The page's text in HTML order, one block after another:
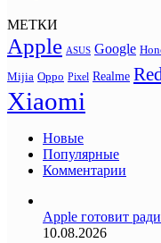
МЕТКИ
Apple ASUS Google
Mijia Oppo Pixel Realme
Xiaomi
Новые
Популярные
Комментарии
Apple готовит
10.08.2026